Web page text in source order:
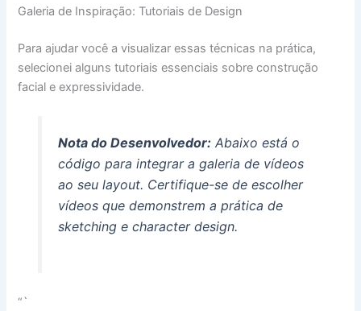
Galeria de Inspiração: Tutoriais de Design
Para ajudar você a visualizar essas técnicas na prática,
selecionei alguns tutoriais essenciais sobre construção
facial e expressividade.
Nota do Desenvolvedor:Abaixo está o
código para integrar a galeria de vídeos
ao seu layout. Certifique-se de escolher
vídeos que demonstrem a prática de
sketchinge character design.
“`